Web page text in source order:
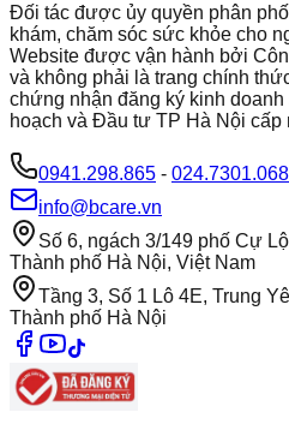
Đối tác được ủy quyền phân
khám, chăm sóc sức khỏe cho
Website được vận hành bởi
và không phải là trang chính
chứng nhận đăng ký kinh
hoạch và Đầu tư TP Hà Nội cấp
0941.298.865 -
info@bcare.vn
Số 6, ngách 3/149 phố Cự
Thành phố Hà Nội, Việt Nam
Tầng 3, Số 1 Lô 4E, Trung
Thành phố Hà Nội